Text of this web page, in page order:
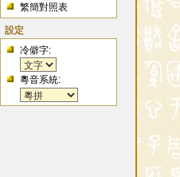
繁簡對照表
設定
冷僻字:
粵音系統: